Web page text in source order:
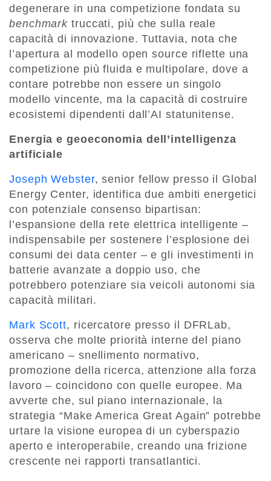
degenerare in una competizione fondata su
benchmark truccati, più che sulla reale
capacità di innovazione. Tuttavia, nota che
l’apertura al modello open source riflette una
competizione più fluida e multipolare, dove a
contare potrebbe non essere un singolo
modello vincente, ma la capacità di costruire
ecosistemi dipendenti dall’AI statunitense.
Energia e geoeconomia dell’intelligenza
artificiale
Joseph Webster, senior fellow presso il Global
Energy Center, identifica due ambiti energetici
con potenziale consenso bipartisan:
l’espansione della rete elettrica intelligente –
indispensabile per sostenere l’esplosione dei
consumi dei data center – e gli investimenti in
batterie avanzate a doppio uso, che
potrebbero potenziare sia veicoli autonomi sia
capacità militari.
Mark Scott, ricercatore presso il DFRLab,
osserva che molte priorità interne del piano
americano – snellimento normativo,
promozione della ricerca, attenzione alla forza
lavoro – coincidono con quelle europee. Ma
avverte che, sul piano internazionale, la
strategia “Make America Great Again” potrebbe
urtare la visione europea di un cyberspazio
aperto e interoperabile, creando una frizione
crescente nei rapporti transatlantici.